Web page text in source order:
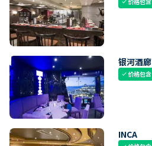
check
银河酒廊
check价格包含
INCA